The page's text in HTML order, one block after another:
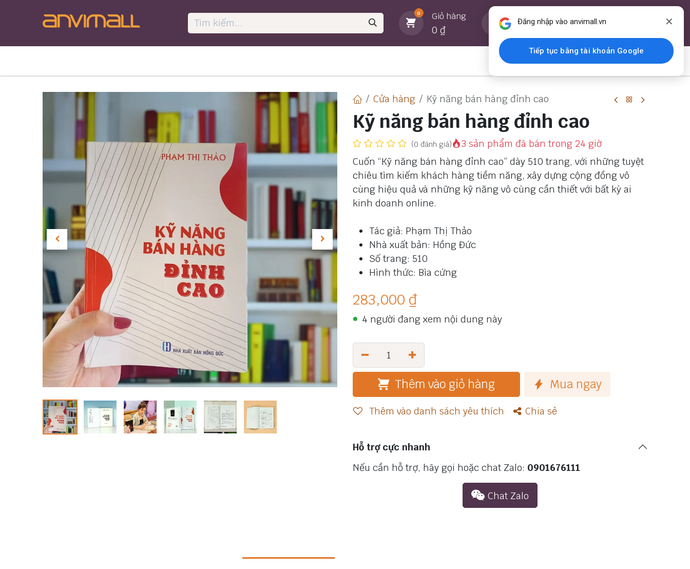
0 Giỏ hàng
0 ₫
Yêu thích
MỚI HOT HAY
Cửa hàng Kỹ năng bán hàng đỉnh cao
Kỹ năng bán hàng đỉnh cao
(0 đánh giá)
3 sản phẩm đã bán trong 24 giờ
Cuốn “Kỹ năng bán hàng đỉnh cao” dày 510 trang, với những tuyệt
chiêu tìm kiếm khách hàng tiềm năng, xây dựng cộng đồng vô
cùng hiệu quả và những kỹ năng vô cùng cần thiết với bất kỳ ai
kinh doanh online.
Tác giả: Phạm Thị Thảo
Nhà xuất bản: Hồng Đức
Số trang: 510
Hình thức: Bìa cứng
283,000 ₫
4 người đang xem nội dung này
Thêm vào giỏ hàng Mua ngay
Thêm vào danh sách yêu thích Chia sẻ
Hỗ trợ cực nhanh
Nếu cần hỗ trợ, hãy gọi hoặc chat Zalo: 0901676111
Chat​ Zalo
Đăng nhập vào anvimall.vn ✕
Tiếp tục bằng tài khoản Google